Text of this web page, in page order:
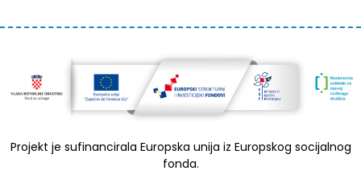
Projekt je sufinancirala Europska unija iz Europskog socijalnog
fonda.